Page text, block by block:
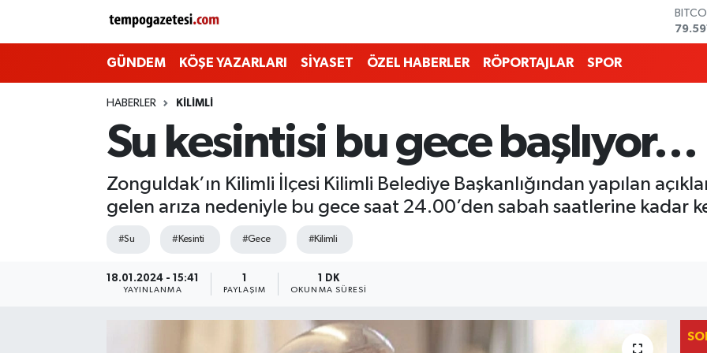
EURO
GÜNDEM KÖŞE YAZARLARI SİYASET ÖZEL HABERLER RÖPORTAJLAR SPOR
HABERLER KILIMLI
Su kesintisi bu gece başlıyor…
Zonguldak’ın Kilimli İlçesi Kilimli Belediye Başkanlığından yapılan
gelen arıza nedeniyle bu gece saat 24.00’den sabah saatlerine kadar
#Su #Kesinti #Gece #Kilimli
18.01.2024 - 15:41
YAYINLANMA
1
PAYLAŞIM
1 DK
OKUNMA SÜRESI
Gökçebey
Zonguldak Nöbetçi Eczaneler
Zonguldak Hava Durumu
Zonguldak Namaz Vakitleri
Zonguldak Trafik Yoğunluk Haritası
Süper Lig Puan Durumu ve Fikstür